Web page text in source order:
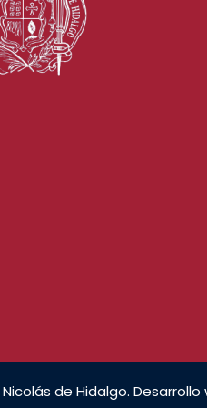
de Hidalgo. Desarrollo